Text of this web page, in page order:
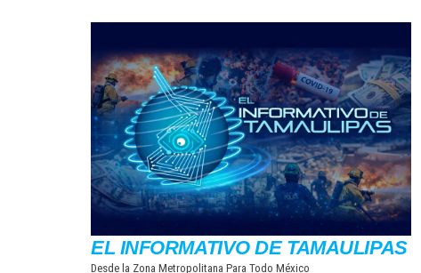
EL INFORMATIVO DE TAMAULIPAS
Desde la Zona Metropolitana Para Todo México